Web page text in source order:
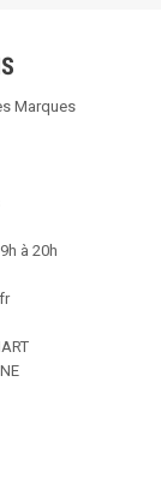
Marques
à 20h